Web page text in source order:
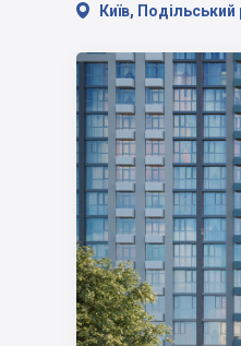
 Київ,